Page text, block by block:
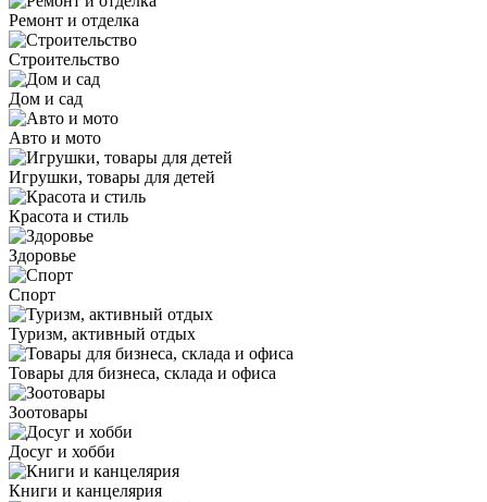
Ремонт и отделка
Строительство
Дом и сад
Авто и мото
Игрушки, товары для детей
Красота и стиль
Здоровье
Спорт
Туризм, активный отдых
Товары для бизнеса, склада и офиса
Зоотовары
Досуг и хобби
Книги и канцелярия